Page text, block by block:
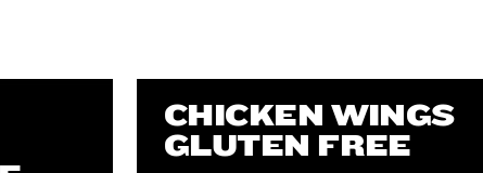
CHICKEN WINGS
GLUTEN FREE